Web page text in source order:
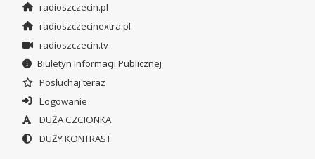
radioszczecin.pl
radioszczecinextra.pl
radioszczecin.tv
Biuletyn Informacji Publicznej
Posłuchaj teraz
Logowanie
DUŻA CZCIONKA
DUŻY KONTRAST